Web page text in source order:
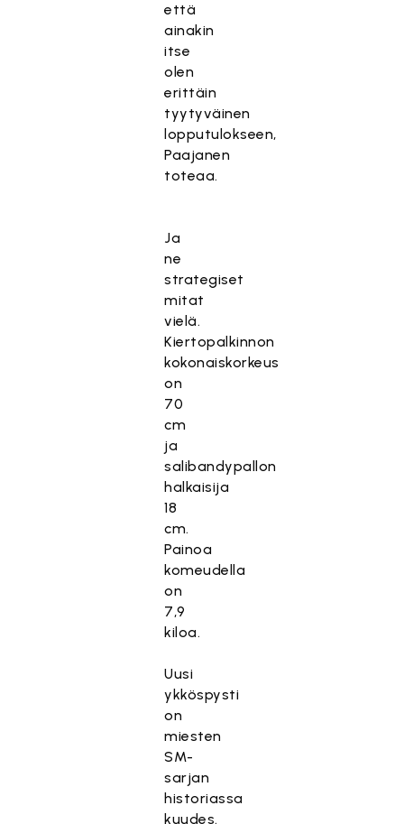
että
ainakin
itse
olen
erittäin
tyytyväinen
lopputulokseen,
Paajanen
toteaa.
Ja
ne
strategiset
mitat
vielä.
Kiertopalkinnon
kokonaiskorkeus
on
70
cm
ja
salibandypallon
halkaisija
18
cm.
Painoa
komeudella
on
7,9
kiloa.
Uusi
ykköspysti
on
miesten
SM-
sarjan
historiassa
kuudes.